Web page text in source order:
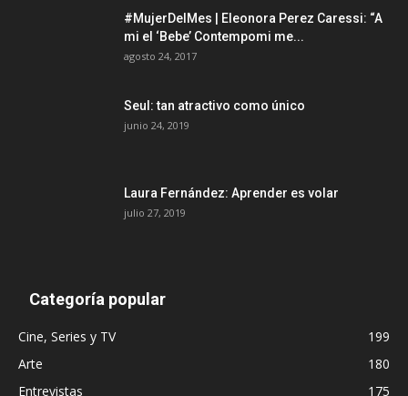
#MujerDelMes | Eleonora Perez Caressi: “A
mi el ‘Bebe’ Contempomi me...
agosto 24, 2017
Seul: tan atractivo como único
junio 24, 2019
Laura Fernández: Aprender es volar
julio 27, 2019
Categoría popular
Cine, Series y TV
199
Arte
180
Entrevistas
175